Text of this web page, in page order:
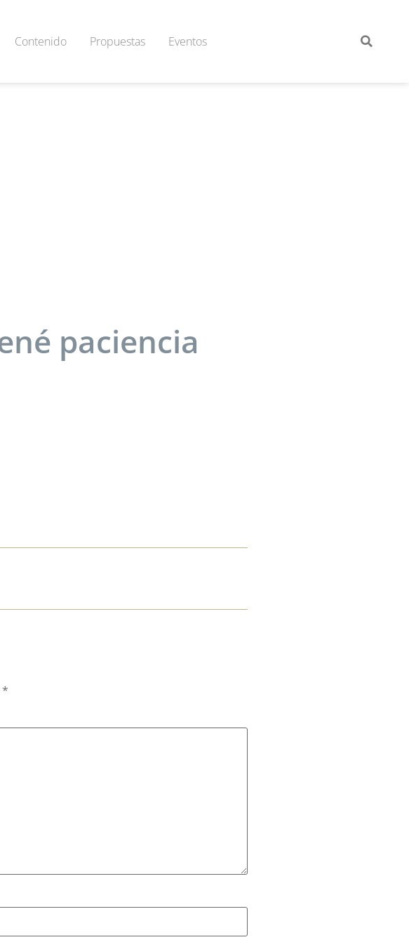
Contenido Propuestas Eventos
paciencia
*